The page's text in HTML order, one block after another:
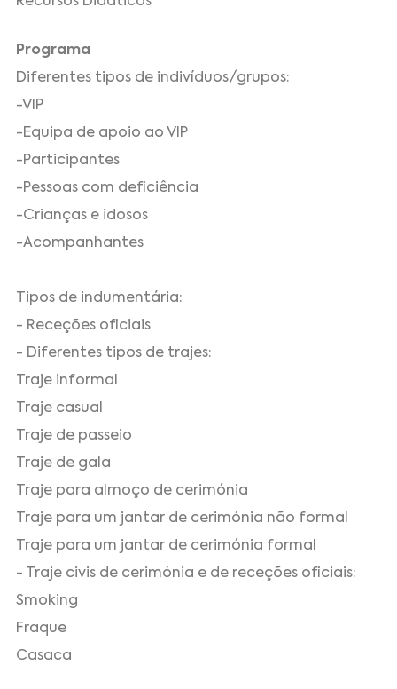
Programa
Diferentes tipos de indivíduos/grupos:
-VIP
-Equipa de apoio ao VIP
-Participantes
-Pessoas com deficiência
-Crianças e idosos
-Acompanhantes
Tipos de indumentária:
- Receções oficiais
- Diferentes tipos de trajes:
Traje informal
Traje casual
Traje de passeio
Traje de gala
Traje para almoço de cerimónia
Traje para um jantar de cerimónia não formal
Traje para um jantar de cerimónia formal
- Traje civis de cerimónia e de receções oficiais:
Smoking
Fraque
Casaca